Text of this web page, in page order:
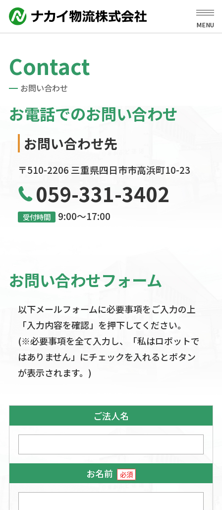
MENU
Contact
お問い合わせ
お電話でのお問い合わせ
お問い合わせ先
〒510-2206 三重県四日市市高浜町10-23
059-331-3402
受付時間 9:00〜17:00
お問い合わせフォーム
以下メールフォームに必要事項をご入力の上
「入力内容を確認」を押下してください。
(※必要事項を全て入力し、「私はロボットで
はありません」にチェックを入れるとボタン
が表示されます。)
ご法人名
お名前 必須